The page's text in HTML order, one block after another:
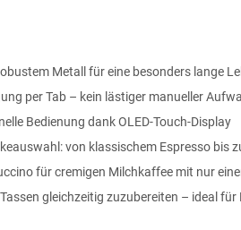
Metall für eine besonders lange
per Tab – kein lästiger manueller
Bedienung dank OLED-Touch-Display
von klassischem Espresso bis
für cremigen Milchkaffee mit nur
gleichzeitig zuzubereiten – ideal für